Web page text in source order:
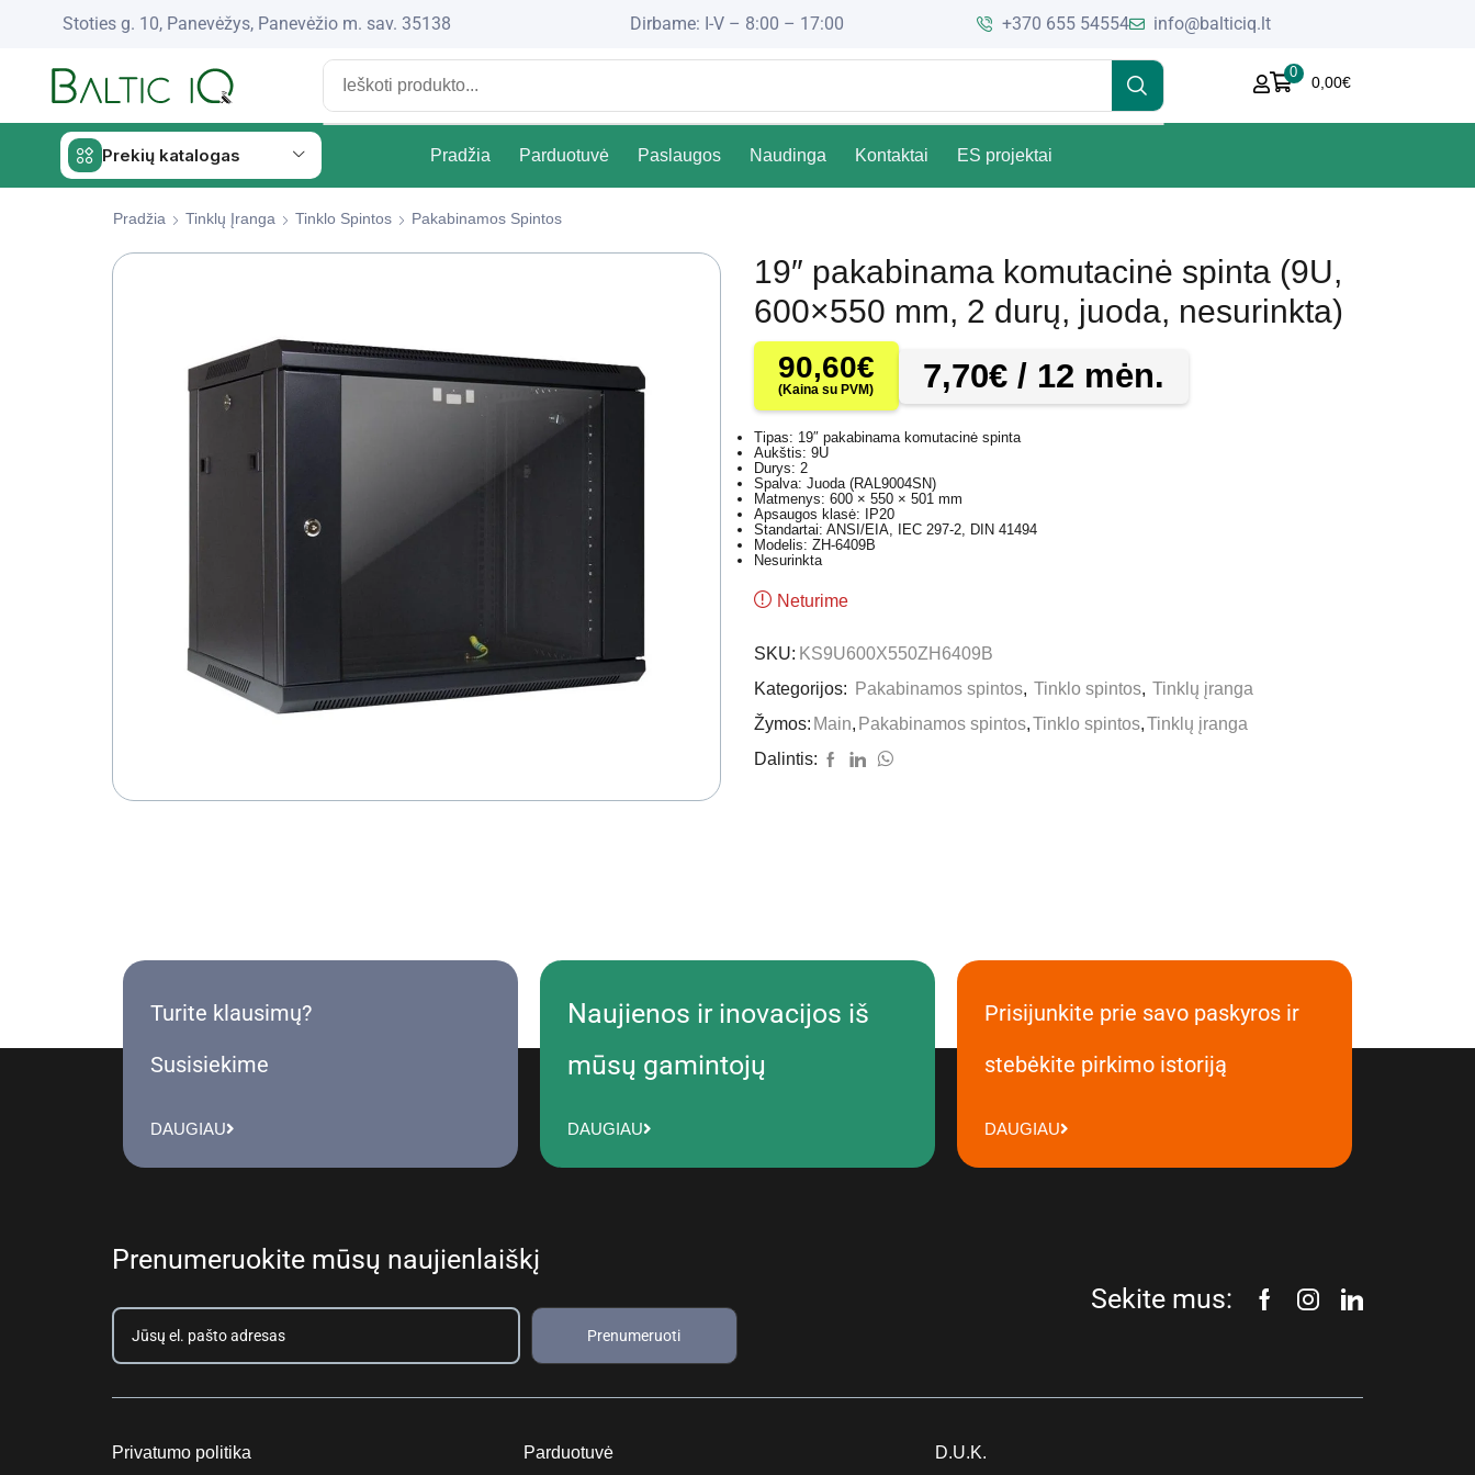
Stoties g. 10, Panevėžys, Panevėžio m. sav. 35138 Dirbame: I-V – 8:00 – 17:00 +370 655 54554 info@balticiq.lt
0
0,00€
Prekių katalogas Pradžia Parduotuvė Paslaugos Naudinga Kontaktai ES projektai
Pradžia Tinklų Įranga Tinklo Spintos Pakabinamos Spintos
19″ pakabinama komutacinė spinta (9U,
600×550 mm, 2 durų, juoda, nesurinkta)
90,60€
(Kaina su PVM) 7,70€ / 12 mėn.
Tipas: 19″ pakabinama komutacinė spinta
Aukštis: 9U
Durys: 2
Spalva: Juoda (RAL9004SN)
Matmenys: 600 × 550 × 501 mm
Apsaugos klasė: IP20
Standartai: ANSI/EIA, IEC 297-2, DIN 41494
Modelis: ZH-6409B
Nesurinkta
Neturime
SKU: KS9U600X550ZH6409B
Kategorijos:
Pakabinamos spintos, Tinklo spintos, Tinklų įranga
Žymos: Main, Pakabinamos spintos,Tinklo spintos,Tinklų įranga
Dalintis:
Turite klausimų?
Susisiekime
DAUGIAU
Naujienos ir inovacijos iš
mūsų gamintojų
DAUGIAU
Prisijunkite prie savo paskyros ir
stebėkite pirkimo istoriją
DAUGIAU
Prenumeruokite mūsų naujienlaiškį
Prenumeruoti
Sekite mus:
Privatumo politika Parduotuvė D.U.K.